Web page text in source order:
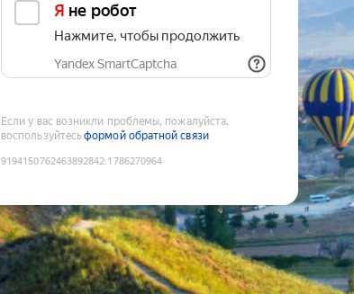
Я не робот
Нажмите, чтобы продолжить
Yandex SmartCaptcha
Если у вас возникли проблемы, пожалуйста,
воспользуйтесьформой обратной связи
9194150762463892842:1786270964